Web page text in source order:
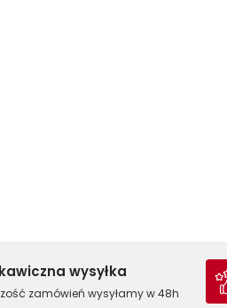
wysyłka
zamówień wysyłamy w 48h